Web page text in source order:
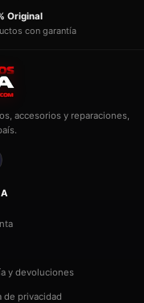
Original
con garantía
accesorios y reparaciones,
y devoluciones
de privacidad